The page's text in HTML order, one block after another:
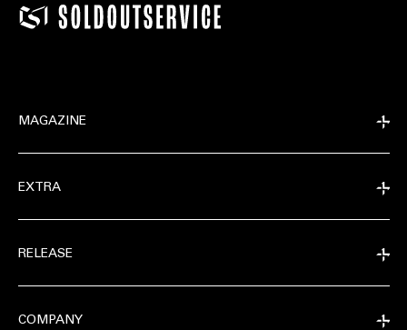
MAGAZINE
EXTRA
RELEASE
COMPANY